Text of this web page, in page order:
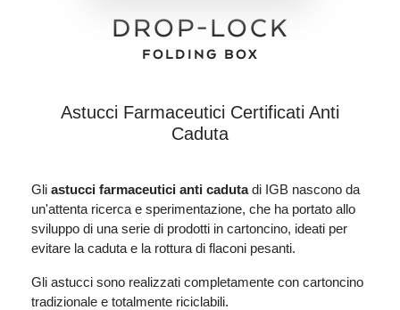
DROP-LOCK
FOLDING BOX
Astucci Farmaceutici Certificati Anti
Caduta
Gli astucci farmaceutici anti cadutadi IGB nascono da
un'attenta ricerca e sperimentazione, che ha portato allo
sviluppo di una serie di prodotti in cartoncino, ideati per
evitare la caduta e la rottura di flaconi pesanti.
Gli astucci sono realizzati completamente con cartoncino
tradizionale e totalmente riciclabili.